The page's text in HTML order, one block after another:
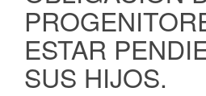
ESTAR
SUS HIJOS.